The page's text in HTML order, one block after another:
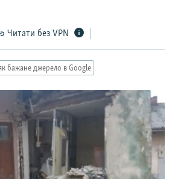
Читати без VPN
бажане джерело в Google